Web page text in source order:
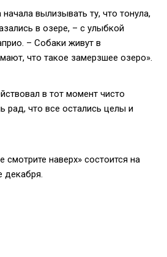
вылизывать ту, что тонула,
в озере, – с улыбкой
– Собаки живут в
что такое замерзшее озеро».
в тот момент чисто
рад, что все остались целы и
наверх» состоится на
декабря.